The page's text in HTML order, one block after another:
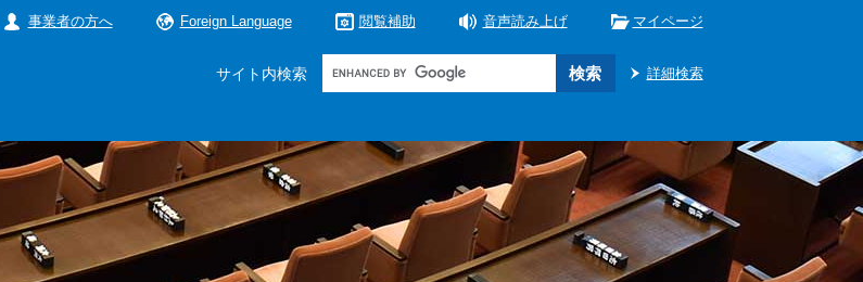
事業者の方へ Foreign Language 閲覧補助 音声読み上げ マイページ
サイト内検索
Google
ム
索
詳細検索